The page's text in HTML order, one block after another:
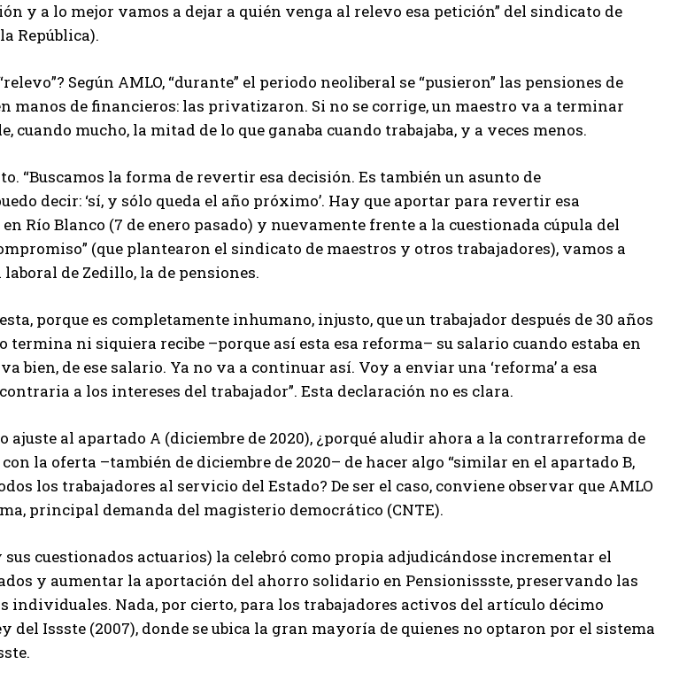
y a lo mejor vamos a dejar a quién venga al relevo esa petición” del sindicato de
República).
Según AMLO, “durante” el periodo neoliberal se “pusieron” las pensiones de
manos de financieros: las privatizaron. Si no se corrige, un maestro va a terminar
cuando mucho, la mitad de lo que ganaba cuando trabajaba, y a veces menos.
“Buscamos la forma de revertir esa decisión. Es también un asunto de
decir: ‘sí, y sólo queda el año próximo’. Hay que aportar para revertir esa
Río Blanco (7 de enero pasado) y nuevamente frente a la cuestionada cúpula del
(que plantearon el sindicato de maestros y otros trabajadores), vamos a
de Zedillo, la de pensiones.
porque es completamente inhumano, injusto, que un trabajador después de 30 años
termina ni siquiera recibe –porque así esta esa reforma– su salario cuando estaba en
bien, de ese salario. Ya no va a continuar así. Voy a enviar una ‘reforma’ a esa
a los intereses del trabajador”. Esta declaración no es clara.
ajuste al apartado A (diciembre de 2020), ¿porqué aludir ahora a la contrarreforma de
la oferta –también de diciembre de 2020– de hacer algo “similar en el apartado B,
los trabajadores al servicio del Estado? De ser el caso, conviene observar que AMLO
principal demanda del magisterio democrático (CNTE).
cuestionados actuarios) la celebró como propia adjudicándose incrementar el
y aumentar la aportación del ahorro solidario en Pensionissste, preservando las
individuales. Nada, por cierto, para los trabajadores activos del artículo décimo
del Issste (2007), donde se ubica la gran mayoría de quienes no optaron por el sistema